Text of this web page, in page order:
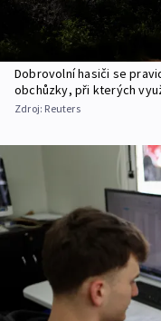
Dobrovolní hasiči se
obchůzky, při kterých
Zdroj: Reuters